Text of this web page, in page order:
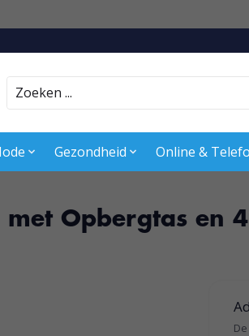
Zoeken
Gezondheid Online &
met Opbergtas en